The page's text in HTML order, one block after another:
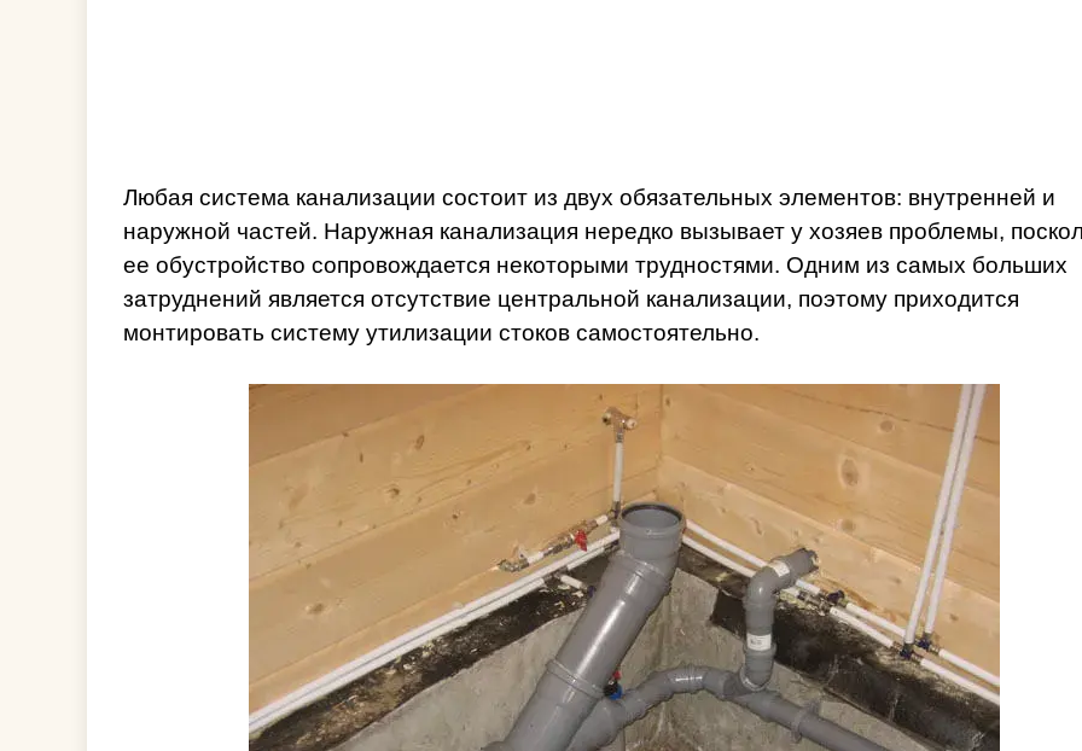
Любая система канализации состоит из двух обязательных элементов: внутренней и
наружной частей. Наружная канализация нередко вызывает у хозяев проблемы,
ее обустройство сопровождается некоторыми трудностями. Одним из самых больших
затруднений является отсутствие центральной канализации, поэтому приходится
монтировать систему утилизации стоков самостоятельно.